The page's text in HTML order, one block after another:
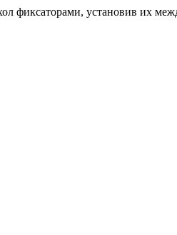
фиксаторами, установив их